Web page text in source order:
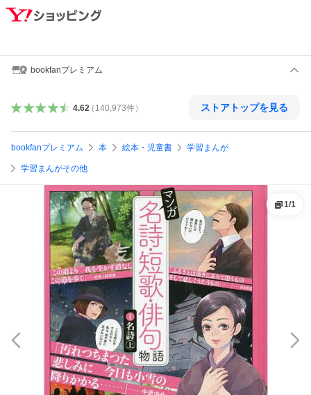
bookfanプレミアム
4.62（ 140,973件） ストアトップを見る
bookfanプレミアム 本 絵本・児童書 学習まんが
学習まんがその他
1/1